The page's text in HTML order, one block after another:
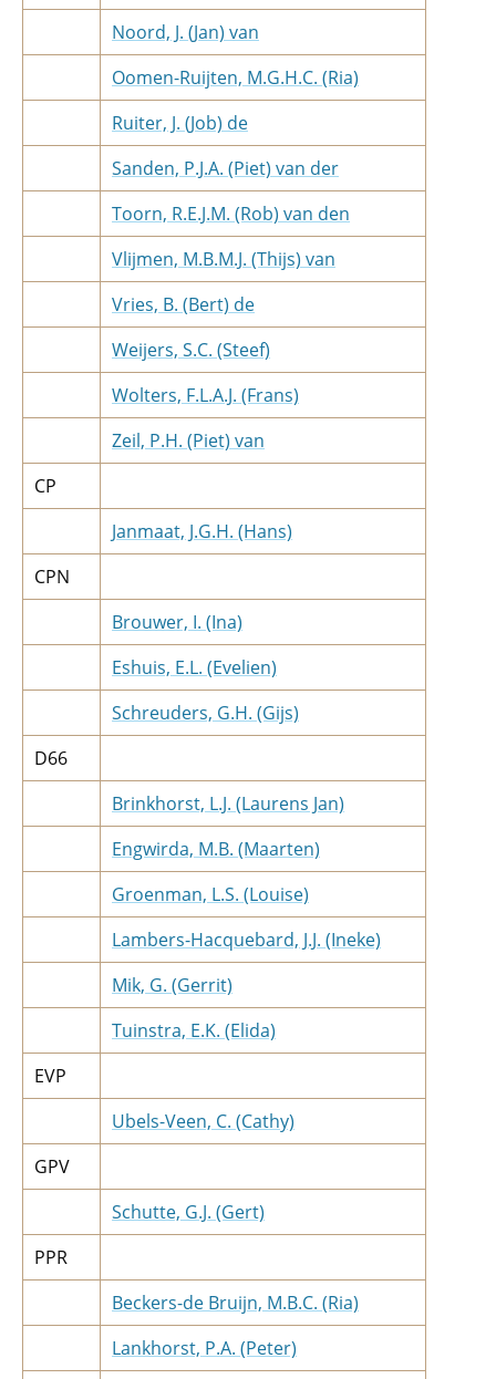
Noord, J. (Jan) van
Oomen-Ruijten, M.G.H.C. (Ria)
Ruiter, J. (Job) de
Sanden, P.J.A. (Piet) van der
Toorn, R.E.J.M. (Rob) van den
Vlijmen, M.B.M.J. (Thijs) van
Vries, B. (Bert) de
Weijers, S.C. (Steef)
Wolters, F.L.A.J. (Frans)
Zeil, P.H. (Piet) van
CP
Janmaat, J.G.H. (Hans)
CPN
Brouwer, I. (Ina)
Eshuis, E.L. (Evelien)
Schreuders, G.H. (Gijs)
D66
Brinkhorst, L.J. (Laurens Jan)
Engwirda, M.B. (Maarten)
Groenman, L.S. (Louise)
Lambers-Hacquebard, J.J. (Ineke)
Mik, G. (Gerrit)
Tuinstra, E.K. (Elida)
EVP
Ubels-Veen, C. (Cathy)
GPV
Schutte, G.J. (Gert)
PPR
Beckers-de Bruijn, M.B.C. (Ria)
Lankhorst, P.A. (Peter)